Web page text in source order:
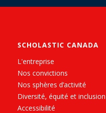
SCHOLASTIC CANADA
L'entreprise
Nos convictions
Nos sphères d’activité
Diversité, équité et inclusion
Accessibilité